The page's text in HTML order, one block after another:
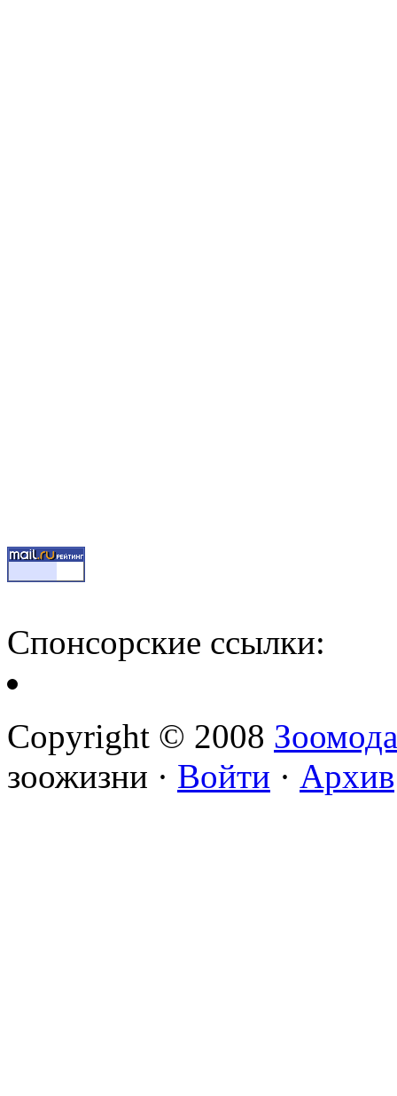
Спонсорские ссылки:
Copyright © 2008 Зоомода
зоожизни · Войти · Архив